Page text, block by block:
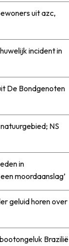
uit azc,
incident in
De Bondgenoten
NS
in
moordaanslag’
geluid horen over
Brazilië